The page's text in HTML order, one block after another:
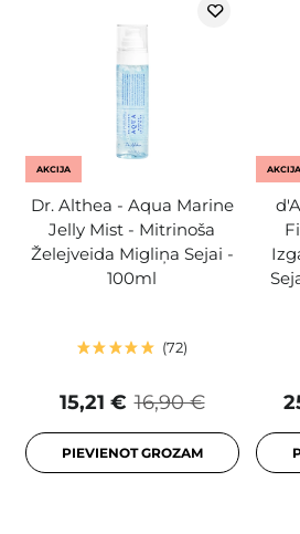
AKCIJA
Dr. Althea - Aqua Marine
Jelly Mist - Mitrinoša
Želejveida Migliņa Sejai -
100ml
72
16,90 €
15,21 €
PIEVIENOT GROZAM
AKCIJA